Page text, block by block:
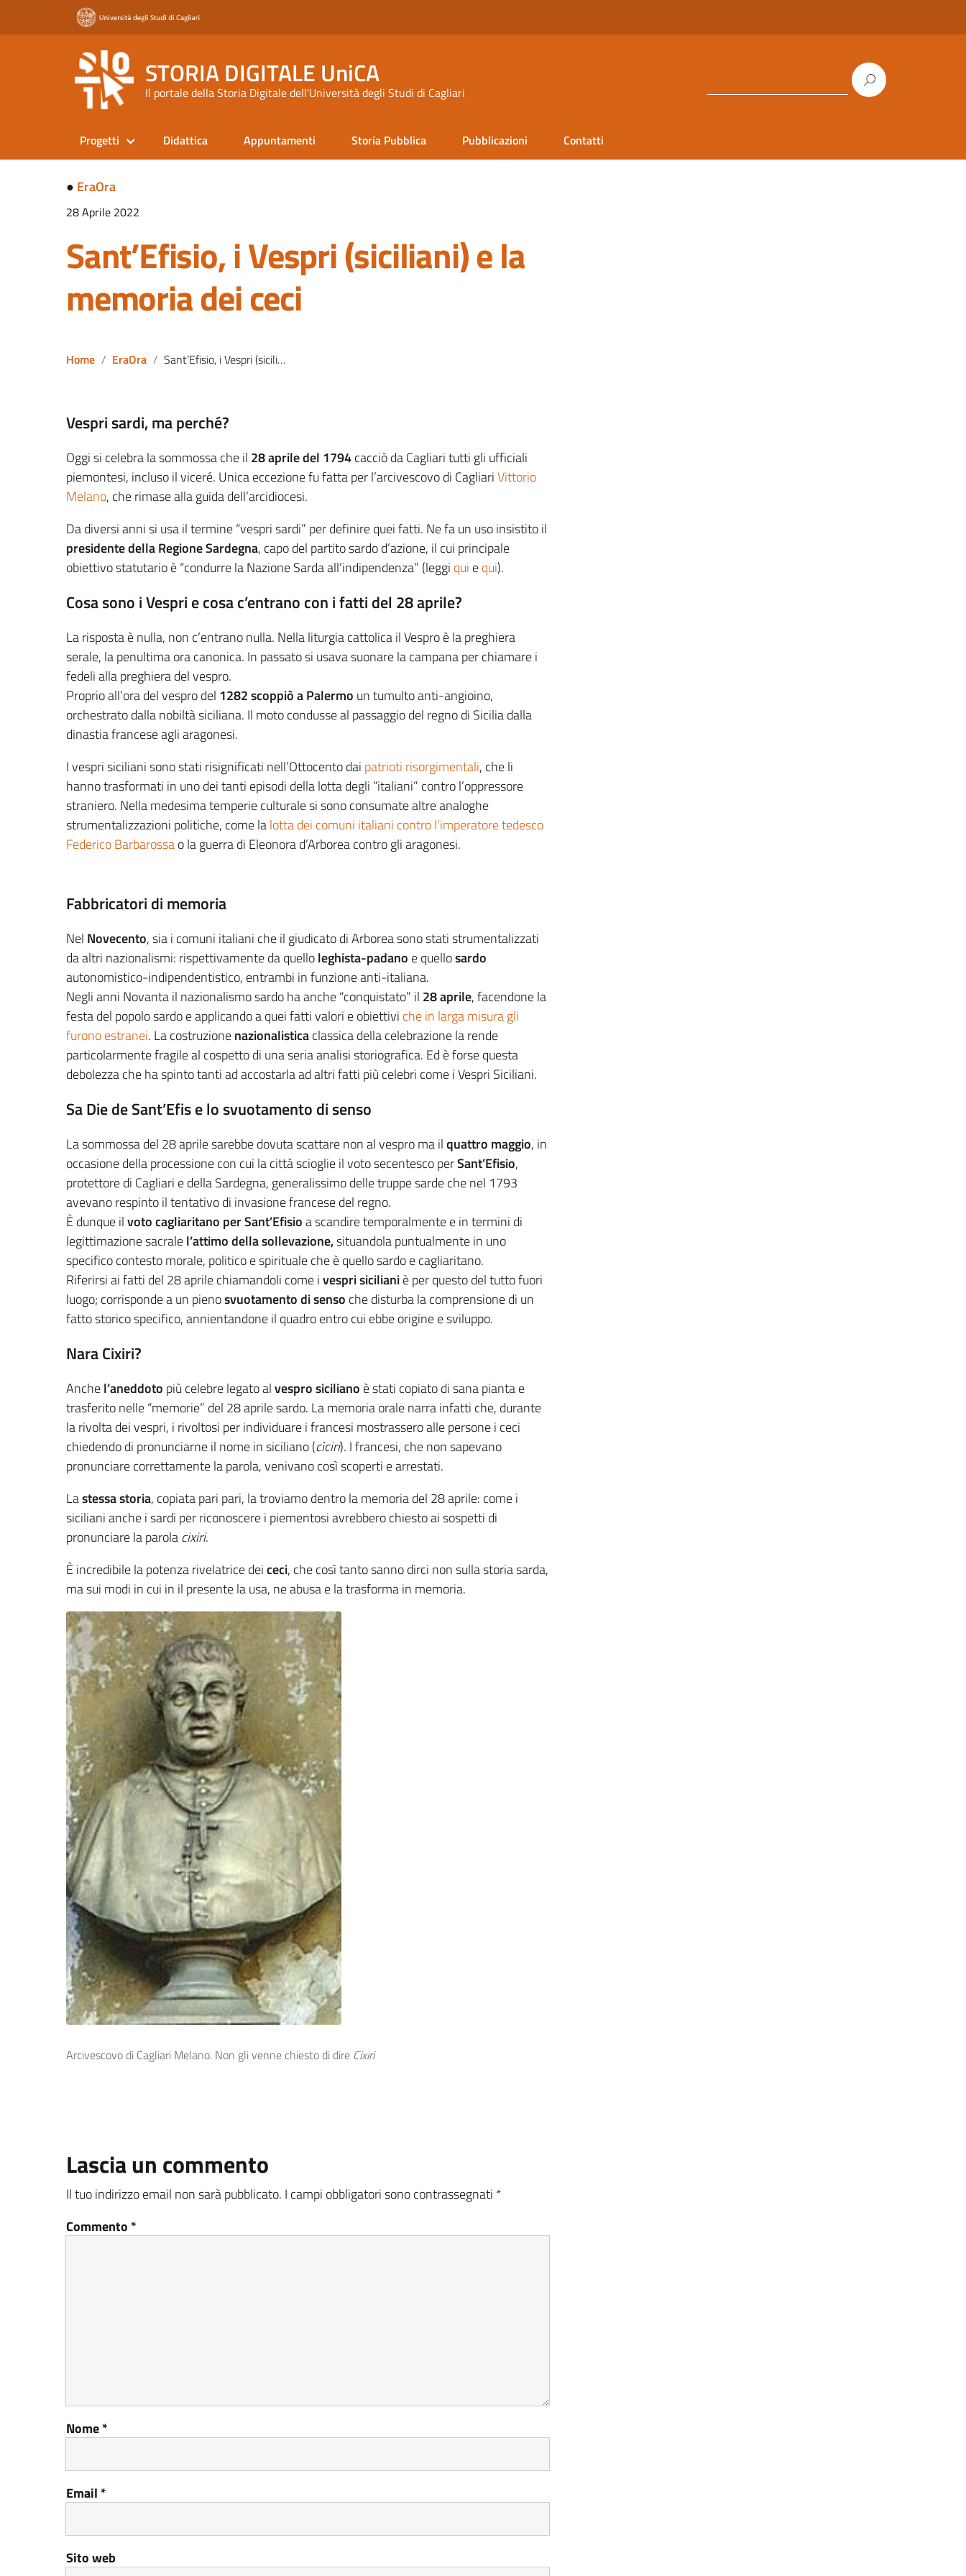
STORIA DIGITALE UniCA
Il portale della Storia Digitale dell'Università degli Studi di Cagliari
Progetti Didattica Appuntamenti Storia Pubblica Pubblicazioni Contatti
● EraOra
28 Aprile 2022
Sant’Efisio, i Vespri (siciliani) e la
memoria dei ceci
Home EraOra Sant’Efisio, i Vespri (siciliani) e la memoria dei ceci
Vespri sardi, ma perché?
Oggi si celebra la sommossa che il 28 aprile del 1794cacciò da Cagliari tutti gli ufficiali
piemontesi, incluso il viceré. Unica eccezione fu fatta per l’arcivescovo di CagliariVittorio
Melano, che rimase alla guida dell’arcidiocesi.
Da diversi anni si usa il termine “vespri sardi” per definire quei fatti. Ne fa un uso insistito il
presidente della Regione Sardegna, capo del partito sardo d’azione, il cui principale
obiettivo statutario è “condurre la Nazione Sarda all’indipendenza” (leggi qui equi).
Cosa sono i Vespri e cosa c’entrano con i fatti del 28 aprile?
La risposta è nulla, non c’entrano nulla. Nella liturgia cattolica il Vespro è la preghiera
serale, la penultima ora canonica. In passato si usava suonare la campana per chiamare i
fedeli alla preghiera del vespro.
Proprio all’ora del vespro del 1282 scoppiò a Palermo un tumulto anti-angioino,
orchestrato dalla nobiltà siciliana. Il moto condusse al passaggio del regno di Sicilia dalla
dinastia francese agli aragonesi.
I vespri siciliani sono stati risignificati nell’Ottocento dai patrioti risorgimentali, che li
hanno trasformati in uno dei tanti episodi della lotta degli “italiani” contro l’oppressore
straniero. Nella medesima temperie culturale si sono consumate altre analoghe
strumentalizzazioni politiche, come lalotta dei comuni italiani contro l’imperatore tedesco
Federico Barbarossao la guerra di Eleonora d’Arborea contro gli aragonesi.
Fabbricatori di memoria
Nel Novecento, sia i comuni italiani che il giudicato di Arborea sono stati strumentalizzati
da altri nazionalismi: rispettivamente da quelloleghista-padano e quellosardo
autonomistico-indipendentistico, entrambi in funzione anti-italiana.
Negli anni Novanta il nazionalismo sardo ha anche “conquistato” il 28 aprile, facendone la
festa del popolo sardo e applicando a quei fatti valori e obiettivi che in larga misura gli
furono estranei. La costruzionenazionalisticaclassica della celebrazione la rende
particolarmente fragile al cospetto di una seria analisi storiografica. Ed è forse questa
debolezza che ha spinto tanti ad accostarla ad altri fatti più celebri come i Vespri Siciliani.
Sa Die de Sant’Efise lo svuotamento di senso
La sommossa del 28 aprile sarebbe dovuta scattare non al vespro ma ilquattro maggio, in
occasione della processione con cui la città scioglie il voto secentesco perSant’Efisio,
protettore di Cagliari e della Sardegna, generalissimo delle truppe sarde che nel 1793
avevano respinto il tentativo di invasione francese del regno.
È dunque ilvoto cagliaritano per Sant’Efisioa scandire temporalmente e in termini di
legittimazione sacralel’attimo della sollevazione,situandola puntualmente in uno
specifico contesto morale, politico e spirituale che è quello sardo e cagliaritano.
Riferirsi ai fatti del 28 aprile chiamandoli come ivespri sicilianiè per questo del tutto fuori
luogo; corrisponde a un pienosvuotamento di senso che disturba la comprensione di un
fatto storico specifico, annientandone il quadro entro cui ebbe origine e sviluppo.
Nara Cixiri?
Anchel’aneddoto più celebre legato alvespro siciliano è stati copiato di sana pianta e
trasferito nelle “memorie” del 28 aprile sardo. La memoria orale narra infatti che, durante
la rivolta dei vespri, i rivoltosi per individuare i francesi mostrassero alle persone i ceci
chiedendo di pronunciarne il nome in siciliano (cìciri). I francesi, che non sapevano
pronunciare correttamente la parola, venivano così scoperti e arrestati.
Lastessa storia, copiata pari pari, la troviamo dentro la memoria del 28 aprile: come i
siciliani anche i sardi per riconoscere i piementosi avrebbero chiesto ai sospetti di
pronunciare la parolacixiri.
È incredibile la potenza rivelatrice deiceci, che così tanto sanno dirci non sulla storia sarda,
ma sui modi in cui in il presente la usa, ne abusa e la trasforma in memoria.
Arcivescovo di Cagliari Melano. Non gli venne chiesto di dire Cixiri
Lascia un commento
Il tuo indirizzo email non sarà pubblicato. I campi obbligatori sono contrassegnati *
Commento *
Nome*
Email *
Sito web